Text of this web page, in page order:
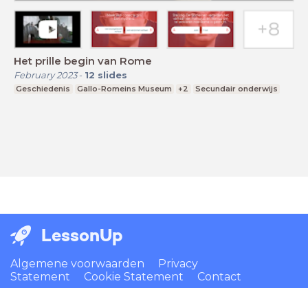
Het prille begin van Rome
February 2023- 12 slides
Geschiedenis Gallo-Romeins Museum +2 Secundair onderwijs
LessonUp
Algemene voorwaarden
Privacy
Statement
Cookie Statement Contact